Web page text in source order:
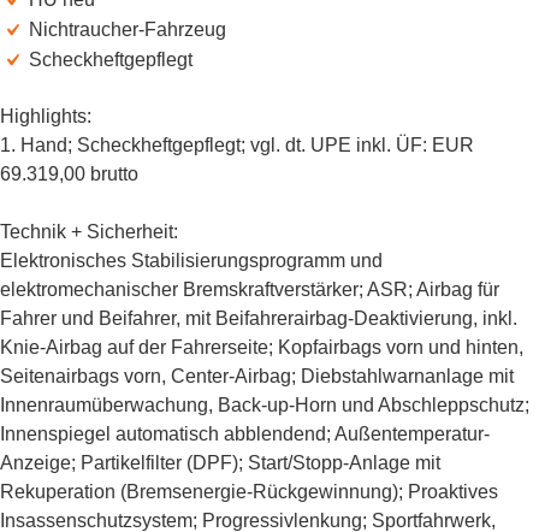
Nichtraucher-Fahrzeug
Scheckheftgepflegt
Highlights:
1. Hand; Scheckheftgepflegt; vgl. dt. UPE inkl. ÜF: EUR
69.319,00 brutto
Technik + Sicherheit:
Elektronisches Stabilisierungsprogramm und
elektromechanischer Bremskraftverstärker; ASR; Airbag für
Fahrer und Beifahrer, mit Beifahrerairbag-Deaktivierung, inkl.
Knie-Airbag auf der Fahrerseite; Kopfairbags vorn und hinten,
Seitenairbags vorn, Center-Airbag; Diebstahlwarnanlage mit
Innenraumüberwachung, Back-up-Horn und Abschleppschutz;
Innenspiegel automatisch abblendend; Außentemperatur-
Anzeige; Partikelfilter (DPF); Start/Stopp-Anlage mit
Rekuperation (Bremsenergie-Rückgewinnung); Proaktives
Insassenschutzsystem; Progressivlenkung; Sportfahrwerk,